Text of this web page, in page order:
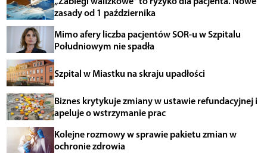
zasady od 1 października
Mimo afery liczba pacjentów SOR-u w Szpitalu
Południowym nie spadła
Szpital w Miastku na skraju upadłości
Biznes krytykuje zmiany w ustawie refundacyjnej i
apeluje o wstrzymanie prac
Kolejne rozmowy w sprawie pakietu zmian w
ochronie zdrowia